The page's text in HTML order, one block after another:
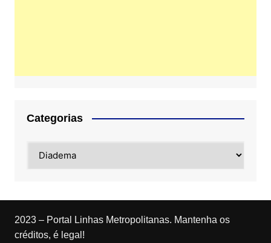
Categorias
2023 – Portal Linhas Metropolitanas. Mantenha os
créditos, é legal!